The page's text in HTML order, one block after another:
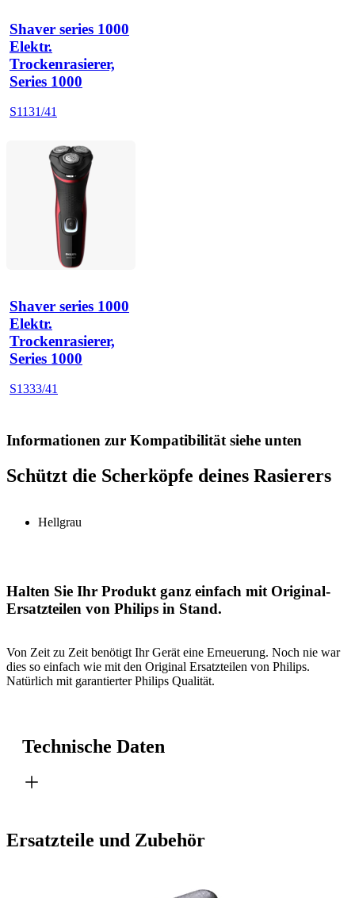
Shaver series 1000
Elektr.
Trockenrasierer,
Series 1000
S1131/41
Shaver series 1000
Elektr.
Trockenrasierer,
Series 1000
S1333/41
Informationen zur Kompatibilität siehe unten
Schützt die Scherköpfe deines Rasierers
Hellgrau
Halten Sie Ihr Produkt ganz einfach mit Original-
Ersatzteilen von Philips in Stand.
Von Zeit zu Zeit benötigt Ihr Gerät eine Erneuerung. Noch nie war
dies so einfach wie mit den Original Ersatzteilen von Philips.
Natürlich mit garantierter Philips Qualität.
Technische Daten
Ersatzteile und Zubehör